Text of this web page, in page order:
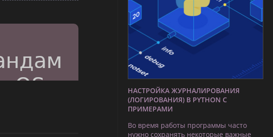
НАСТРОЙКА ЖУРНАЛИРОВАНИЯ
(ЛОГИРОВАНИЯ) В PYTHON С
ПРИМЕРАМИ
Во время работы программы часто
нужно сохранять некоторые важные